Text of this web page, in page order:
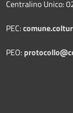
Centralino Unico:
PEC:
PEO: